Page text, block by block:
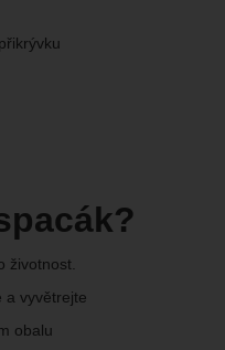
životnost.
a vyvětrejte
obalu